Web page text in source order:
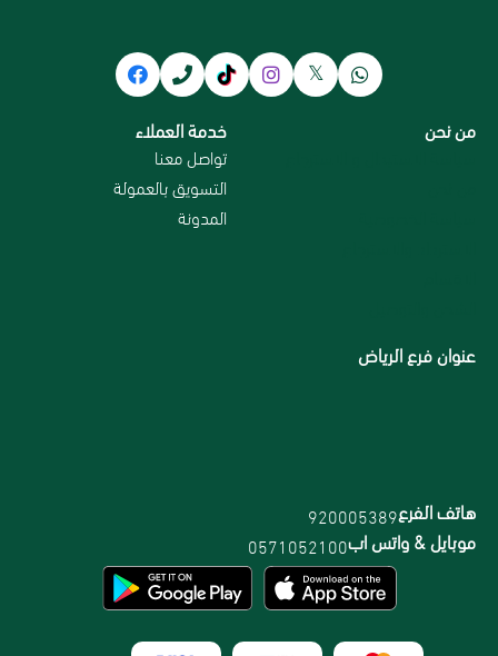
من نحن خدمة العملاء
تواصل معنا
التسويق بالعمولة
المدونة
عنوان فرع الرياض
هاتف الفرع920005389
موبايل & واتس اب0571052100